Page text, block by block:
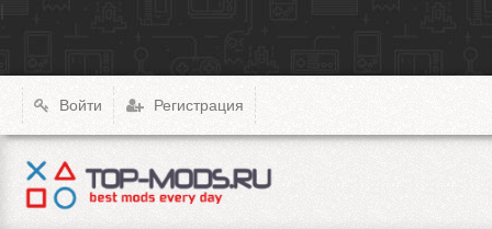
Войти РегистрацияXCOM: Chimera Squad
Cyberpunk 2077
Teardown